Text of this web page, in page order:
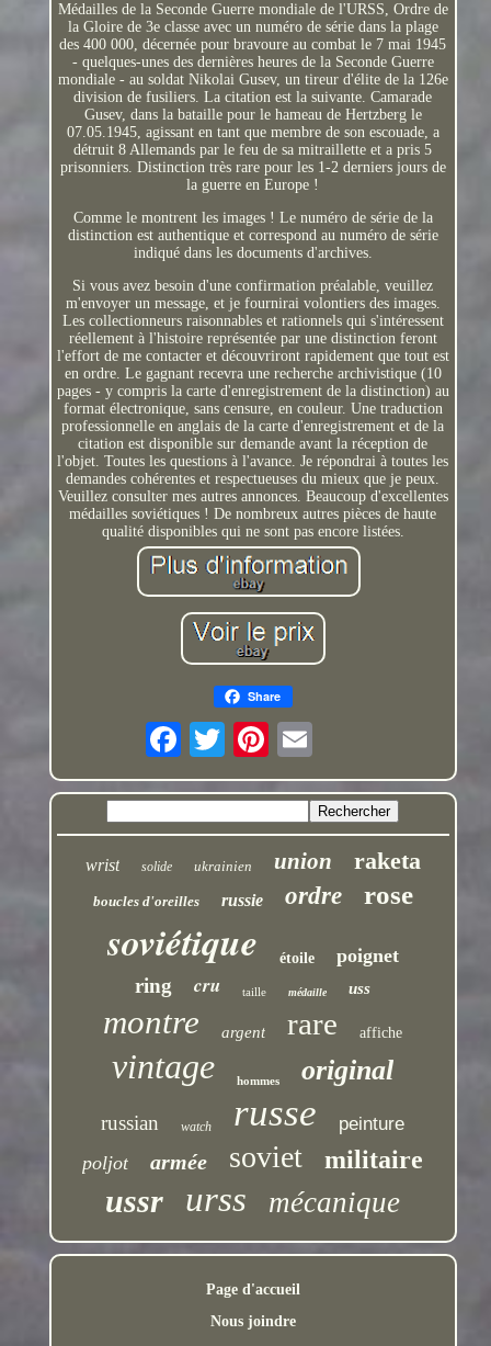
Médailles de la Seconde Guerre mondiale de l'URSS, Ordre de
la Gloire de 3e classe avec un numéro de série dans la plage
des 400 000, décernée pour bravoure au combat le 7 mai 1945
- quelques-unes des dernières heures de la Seconde Guerre
mondiale - au soldat Nikolai Gusev, un tireur d'élite de la 126e
division de fusiliers. La citation est la suivante. Camarade
Gusev, dans la bataille pour le hameau de Hertzberg le
07.05.1945, agissant en tant que membre de son escouade, a
détruit 8 Allemands par le feu de sa mitraillette et a pris 5
prisonniers. Distinction très rare pour les 1-2 derniers jours de
la guerre en Europe !
Comme le montrent les images ! Le numéro de série de la
distinction est authentique et correspond au numéro de série
indiqué dans les documents d'archives.
Si vous avez besoin d'une confirmation préalable, veuillez
m'envoyer un message, et je fournirai volontiers des images.
Les collectionneurs raisonnables et rationnels qui s'intéressent
réellement à l'histoire représentée par une distinction feront
l'effort de me contacter et découvriront rapidement que tout est
en ordre. Le gagnant recevra une recherche archivistique (10
pages - y compris la carte d'enregistrement de la distinction) au
format électronique, sans censure, en couleur. Une traduction
professionnelle en anglais de la carte d'enregistrement et de la
citation est disponible sur demande avant la réception de
l'objet. Toutes les questions à l'avance. Je répondrai à toutes les
demandes cohérentes et respectueuses du mieux que je peux.
Veuillez consulter mes autres annonces. Beaucoup d'excellentes
médailles soviétiques ! De nombreux autres pièces de haute
qualité disponibles qui ne sont pas encore listées.
Share
wrist solide ukrainien union raketa
boucles d'oreilles russie ordre rose
soviétique étoile poignet
ring cru taille médaille uss
montre argent rare affiche
vintage hommes original
russian watch russe peinture
poljot armée soviet militaire
ussr urss mécanique
Page d'accueil
Nous joindre